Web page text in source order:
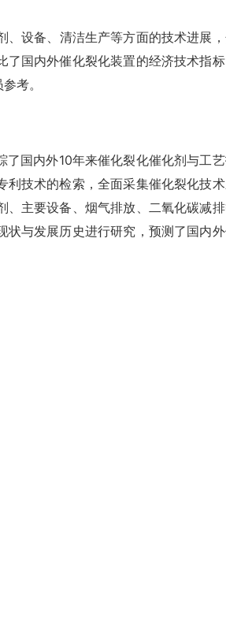
、设备、清洁生产等方面的技术进展
国内外催化裂化装置的经济技术指标
考。
国内外10年来催化裂化催化剂与工
利技术的检索，全面采集催化裂化技
、主要设备、烟气排放、二氧化碳减
与发展历史进行研究，预测了国内